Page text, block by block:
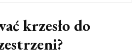
krzesło do